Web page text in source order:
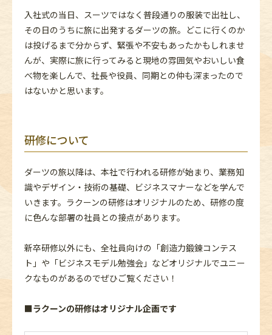
入社式の当日、スーツではなく普段通りの服装で出社し、
その日のうちに旅に出発するダーツの旅。どこに行くのか
は投げるまで分からず、緊張や不安もあったかもしれませ
んが、実際に旅に行ってみると現地の雰囲気やおいしい食
べ物を楽しんで、社長や役員、同期との仲も深まったので
はないかと思います。
研修について
ダーツの旅以降は、本社で行われる研修が始まり、業務知
識やデザイン・技術の基礎、ビジネスマナーなどを学んで
いきます。ラクーンの研修はオリジナルのため、研修の度
に色んな部署の社員との接点があります。
新卒研修以外にも、全社員向けの「創造力鍛錬コンテス
ト」や「ビジネスモデル勉強会」などオリジナルでユニー
クなものがあるのでぜひご覧ください！
■ラクーンの研修はオリジナル企画です